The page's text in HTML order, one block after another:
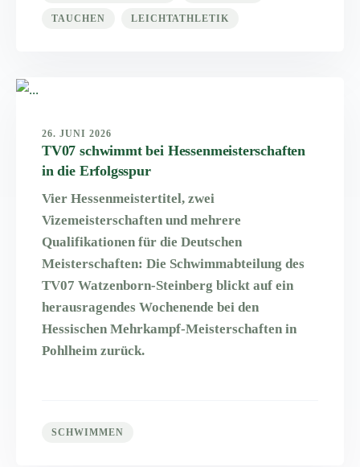
TAUCHEN LEICHTATHLETIK
26. JUNI 2026
TV07 schwimmt bei Hessenmeisterschaften
in die Erfolgsspur
Vier Hessenmeistertitel, zwei
Vizemeisterschaften und mehrere
Qualifikationen für die Deutschen
Meisterschaften: Die Schwimmabteilung des
TV07 Watzenborn-Steinberg blickt auf ein
herausragendes Wochenende bei den
Hessischen Mehrkampf-Meisterschaften in
Pohlheim zurück.
SCHWIMMEN